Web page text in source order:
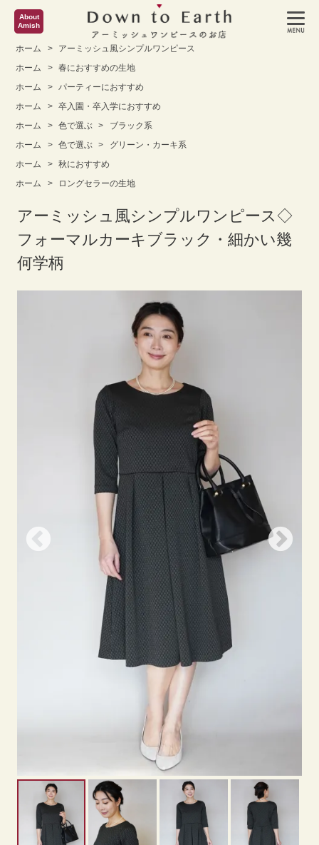
About
Amish
ホーム >
アーミッシュ風シンプルワンピース
ホーム
> 春におすすめの生地
ホーム
> パーティーにおすすめ
ホーム
> 卒入園・卒入学におすすめ
ホーム
> 色で選ぶ >
ブラック系
ホーム
> 色で選ぶ >
グリーン・カーキ系
ホーム
> 秋におすすめ
ホーム
> ロングセラーの生地
アーミッシュ風シンプルワンピース◇
フォーマルカーキブラック・細かい幾
何学柄